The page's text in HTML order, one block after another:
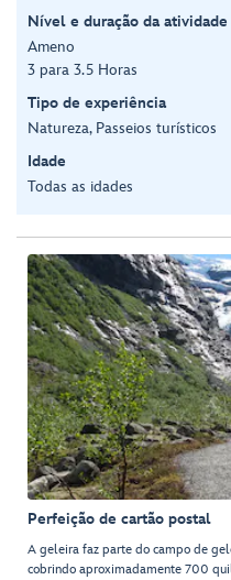
Nível e duração da atividade
Ameno
3 para 3.5 Horas
Tipo de experiência
Natureza, Passeios turísticos
Idade
Todas as idades
Perfeição de cartão postal
A geleira faz parte do campo de
cobrindo aproximadamente 700